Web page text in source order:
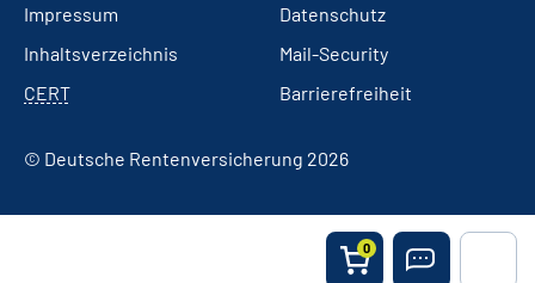
0
Impressum
Datenschutz
Inhaltsverzeichnis
Mail-Security
CERT
Barrierefreiheit
© Deutsche Rentenversicherung 2026